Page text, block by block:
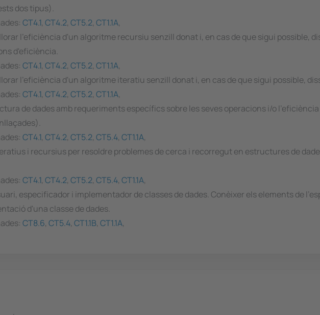
dos tipus).
CT4.1, CT4.2, CT5.2, CT1.1A,
l'eficiència d'un algoritme recursiu senzill donat i, en cas de que sigui possible,
d'eficiència.
CT4.1, CT4.2, CT5.2, CT1.1A,
l'eficiència d'un algoritme iteratiu senzill donat i, en cas de que sigui possible,
CT4.1, CT4.2, CT5.2, CT1.1A,
de dades amb requeriments específics sobre les seves operacions i/o
CT4.1, CT4.2, CT5.2, CT5.4, CT1.1A,
i recursius per resoldre problemes de cerca i recorregut en estructures de
CT4.1, CT4.2, CT5.2, CT5.4, CT1.1A,
especificador i implementador de classes de dades. Conèixer els elements de
d'una classe de dades.
CT8.6, CT5.4, CT1.1B, CT1.1A,